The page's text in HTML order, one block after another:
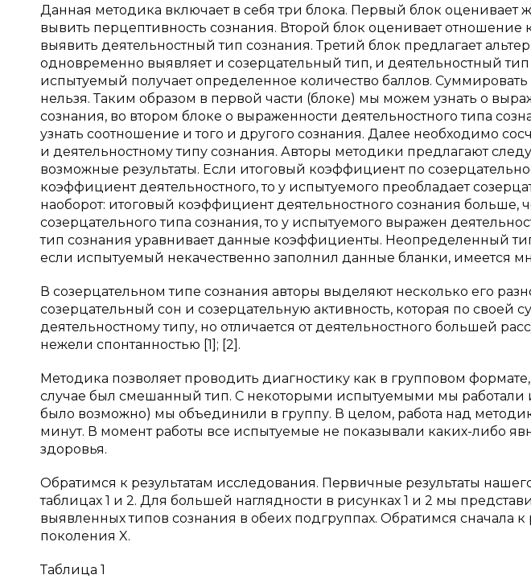
Данная методика включает в себя три блока. Первый блок оценивает
вывить перцептивность сознания. Второй блок оценивает отношение
выявить деятельностный тип сознания. Третий блок предлагает
одновременно выявляет и созерцательный тип, и деятельностный
испытуемый получает определенное количество баллов.
нельзя. Таким образом в первой части (блоке) мы можем узнать о
сознания, во втором блоке о выраженности деятельностного типа
узнать соотношение и того и другого сознания. Далее необходимо
и деятельностному типу сознания. Авторы методики предлагают
возможные результаты. Если итоговый коэффициент по
коэффициент деятельностного, то у испытуемого преобладает
наоборот: итоговый коэффициент деятельностного сознания
созерцательного типа сознания, то у испытуемого выражен
тип сознания уравнивает данные коэффициенты. Неопределенный
если испытуемый некачественно заполнил данные бланки, имеется
В созерцательном типе сознания авторы выделяют несколько его
созерцательный сон и созерцательную активность, которая по своей
деятельностному типу, но отличается от деятельностного большей
нежели спонтанностью [1]; [2].
Методика позволяет проводить диагностику как в групповом
случае был смешанный тип. С некоторыми испытуемыми мы работали
было возможно) мы объединили в группу. В целом, работа над
минут. В момент работы все испытуемые не показывали каких-либо
здоровья.
Обратимся к результатам исследования. Первичные результаты
таблицах 1 и 2. Для большей наглядности в рисунках 1 и 2 мы
выявленных типов сознания в обеих подгруппах. Обратимся сначала к
поколения X.
Таблица 1